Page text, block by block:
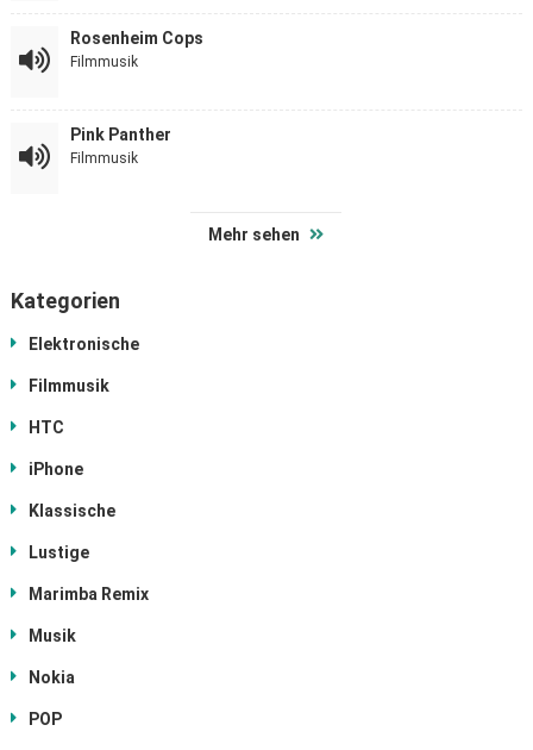
Rosenheim Cops
Filmmusik
Pink Panther
Filmmusik
Mehr sehen
Kategorien
Elektronische
Filmmusik
HTC
iPhone
Klassische
Lustige
Marimba Remix
Musik
Nokia
POP